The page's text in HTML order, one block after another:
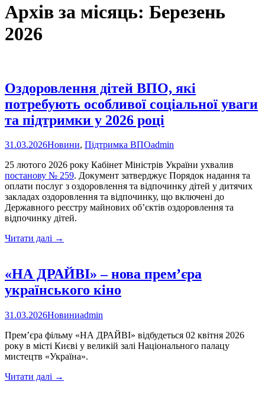
Архів за місяць: Березень
2026
Оздоровлення дітей ВПО, які
потребують особливої соціальної уваги
та підтримки у 2026 році
31.03.2026Новини, Підтримка ВПОadmin
25 лютого 2026 року Кабінет Міністрів України ухвалив
постанову № 259. Документ затверджує Порядок надання та
оплати послуг з оздоровлення та відпочинку дітей у дитячих
закладах оздоровлення та відпочинку, що включені до
Державного реєстру майнових об’єктів оздоровлення та
відпочинку дітей.
Читати далі Оздоровлення
які
потребують
особливої
уваги
підтримки
у
2026
→
«НА ДРАЙВІ» – нова прем’єра
українського кіно
31.03.2026Новиниadmin
Прем’єра фільму «НА ДРАЙВІ» відбудеться 02 квітня 2026
року в місті Києві у великій залі Національного палацу
мистецтв «Україна».
Читати далі «НА
→